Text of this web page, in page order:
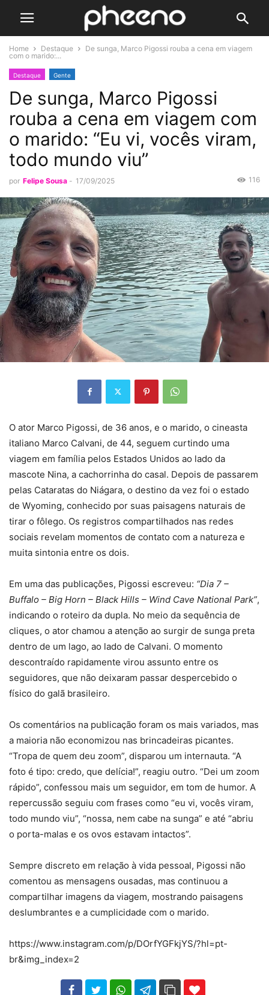
Home Destaque
De sunga, Marco Pigossi rouba a cena em viagem
com o marido:...
Destaque Gente
De sunga, Marco Pigossi
rouba a cena em viagem com
o marido: “Eu vi, vocês viram,
todo mundo viu”
por Felipe Sousa - 17/09/2025 116
O ator Marco Pigossi, de 36 anos, e o marido, o cineasta
italiano Marco Calvani, de 44, seguem curtindo uma
viagem em família pelos Estados Unidos ao lado da
mascote Nina, a cachorrinha do casal. Depois de passarem
pelas Cataratas do Niágara, o destino da vez foi o estado
de Wyoming, conhecido por suas paisagens naturais de
tirar o fôlego. Os registros compartilhados nas redes
sociais revelam momentos de contato com a natureza e
muita sintonia entre os dois.
Em uma das publicações, Pigossi escreveu: “Dia 7 –
Buffalo – Big Horn – Black Hills – Wind Cave National Park”,
indicando o roteiro da dupla. No meio da sequência de
cliques, o ator chamou a atenção ao surgir de sunga preta
dentro de um lago, ao lado de Calvani. O momento
descontraído rapidamente virou assunto entre os
seguidores, que não deixaram passar despercebido o
físico do galã brasileiro.
Os comentários na publicação foram os mais variados, mas
a maioria não economizou nas brincadeiras picantes.
“Tropa de quem deu zoom”, disparou um internauta. “A
foto é tipo: credo, que delícia!”, reagiu outro. “Dei um zoom
rápido”, confessou mais um seguidor, em tom de humor. A
repercussão seguiu com frases como “eu vi, vocês viram,
todo mundo viu”, “nossa, nem cabe na sunga” e até “abriu
o porta-malas e os ovos estavam intactos”.
Sempre discreto em relação à vida pessoal, Pigossi não
comentou as mensagens ousadas, mas continuou a
compartilhar imagens da viagem, mostrando paisagens
deslumbrantes e a cumplicidade com o marido.
https://www.instagram.com/p/DOrfYGFkjYS/?hl=pt-
br&img_index=2
102 35